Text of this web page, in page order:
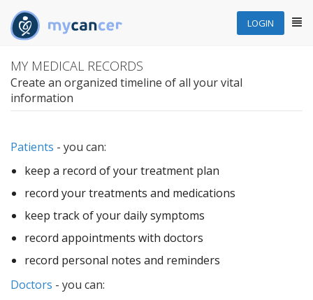
LOGIN
MY MEDICAL RECORDS
Create an organized timeline of all your vital
information
Patients - you can:
keep a record of your treatment plan
record your treatments and medications
keep track of your daily symptoms
record appointments with doctors
record personal notes and reminders
Doctors - you can: